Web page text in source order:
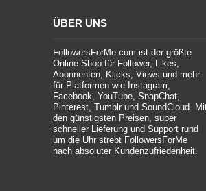
ÜBER UNS
FollowersForMe.com ist der größte
Online-Shop für Follower, Likes,
Abonnenten, Klicks, Views und mehr
für Platformen wie Instagram,
Facebook, YouTube, SnapChat,
Pinterest, Tumblr und SoundCloud.
den günstigsten Preisen, super
schneller Lieferung und Support rund
um die Uhr strebt FollowersForMe
nach absoluter Kundenzufriedenheit.